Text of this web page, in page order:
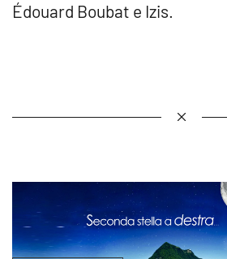
Édouard Boubat e Izis.